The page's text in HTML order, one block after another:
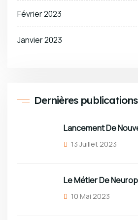
Février 2023
Janvier 2023
Dernières publications
13 Juillet 2023
10 Mai 2023